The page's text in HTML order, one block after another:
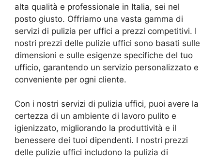
alta qualità e professionale in Italia, sei nel
posto giusto. Offriamo una vasta gamma di
servizi di pulizia per uffici a prezzi competitivi. I
nostri prezzi delle pulizie uffici sono basati sulle
dimensioni e sulle esigenze specifiche del tuo
ufficio, garantendo un servizio personalizzato e
conveniente per ogni cliente.
Con i nostri servizi di pulizia uffici, puoi avere la
certezza di un ambiente di lavoro pulito e
igienizzato, migliorando la produttività e il
benessere dei tuoi dipendenti. I nostri prezzi
delle pulizie uffici includono la pulizia di